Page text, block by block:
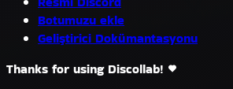
Botumuzu ekle
Geliştirici Dokümantasyonu
Thanks for using Discollab!